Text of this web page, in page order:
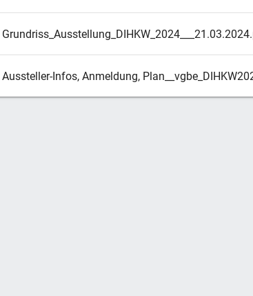
Aussteller-Infos, Anmeldung,